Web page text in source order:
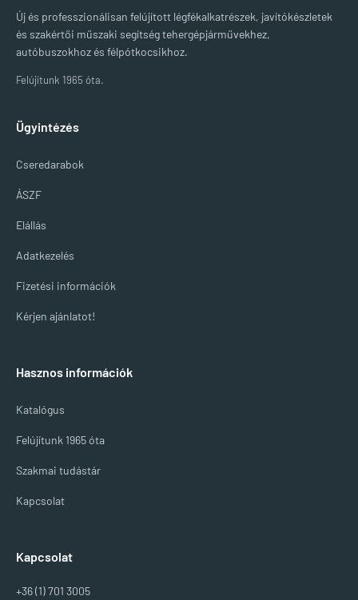
Új és professzionálisan felújított légfékalkatrészek, javítókészletek
és szakértői műszaki segítség tehergépjárművekhez,
autóbuszokhoz és félpótkocsikhoz.
Felújítunk 1965 óta.
Ügyintézés
Cseredarabok
ÁSZF
Elállás
Adatkezelés
Fizetési információk
Kérjen ajánlatot!
Hasznos információk
Katalógus
Felújítunk 1965 óta
Szakmai tudástár
Kapcsolat
Kapcsolat
+36 (1) 701 3005